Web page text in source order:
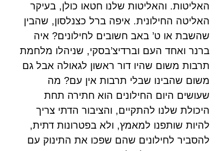
האליטות. והאליטות שלנו חטאו כולן, בעיקר
האליטה החילונית. איפה ברל כצנלסון, שהבין
שהשבת או ט’ באב חשובים לחילונים? איה
ברנר ואחד העם וברדיצ’בסקי, שניהלו מלחמת
תרבות משום שהיו דור ראשון לגאולה אבל גם
משום שהבינו שבלי תרבות אין עם? מה
שעושים היום החילונים הוא חתירה תחת
היכולת שלנו להתקיים, והציבור הדתי צריך
להיות שותפנו למאמץ, ולא בפטרונות דתית,
להסביר לחילונים שהם שפכו את התינוק עם